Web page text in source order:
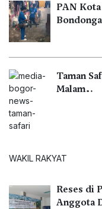
PAN
Taman
Malam…
WAKIL RAKYAT
Reses di
Anggota